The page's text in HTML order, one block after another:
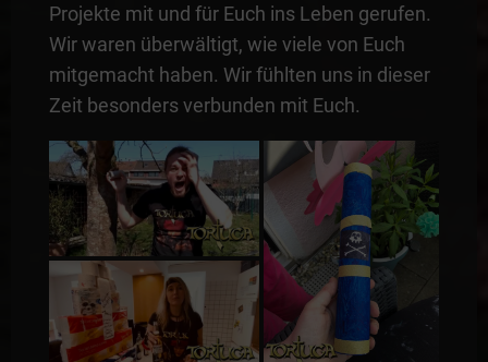
Projekte mit und für Euch ins Leben gerufen.
Wir waren überwältigt, wie viele von Euch
mitgemacht haben. Wir fühlten uns in dieser
Zeit besonders verbunden mit Euch.